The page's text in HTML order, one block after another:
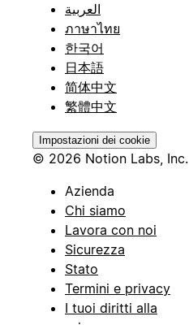
العربية
ภาษาไทย
한국어
日本語
简体中文
繁體中文
Impostazioni dei cookie
© 2026 Notion Labs, Inc.
Azienda
Chi siamo
Lavora con noi
Sicurezza
Stato
Termini e privacy
I tuoi diritti alla